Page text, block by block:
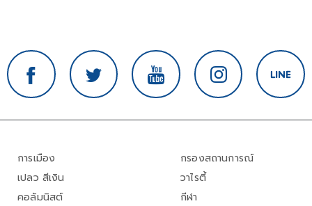
การเมือง
เปลว สีเงิน
คอลัมนิสต์
กรองสถานการณ์
วาไรตี้
กีฬา